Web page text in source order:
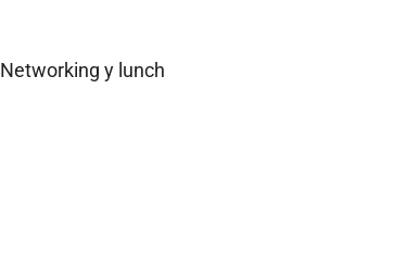
Networking y lunch